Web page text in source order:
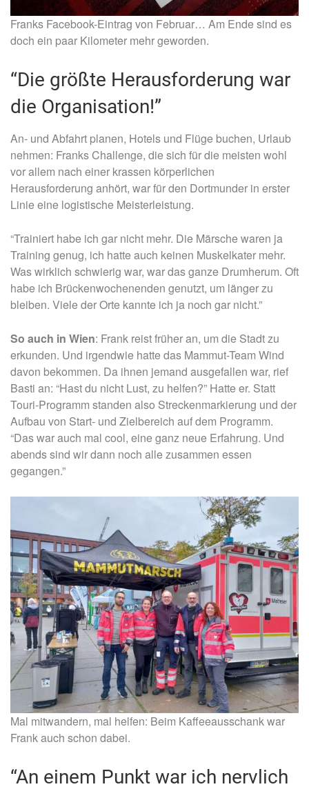
Franks Facebook-Eintrag von Februar… Am Ende sind es
doch ein paar Kilometer mehr geworden.
“Die größte Herausforderung war
die Organisation!”
An- und Abfahrt planen, Hotels und Flüge buchen, Urlaub
nehmen: Franks Challenge, die sich für die meisten wohl
vor allem nach einer krassen körperlichen
Herausforderung anhört, war für den Dortmunder in erster
Linie eine logistische Meisterleistung.
“Trainiert habe ich gar nicht mehr. Die Märsche waren ja
Training genug, ich hatte auch keinen Muskelkater mehr.
Was wirklich schwierig war, war das ganze Drumherum. Oft
habe ich Brückenwochenenden genutzt, um länger zu
bleiben. Viele der Orte kannte ich ja noch gar nicht.”
So auch in Wien: Frank reist früher an, um die Stadt zu
erkunden. Und irgendwie hatte das Mammut-Team Wind
davon bekommen. Da ihnen jemand ausgefallen war, rief
Basti an: “Hast du nicht Lust, zu helfen?” Hatte er. Statt
Touri-Programm standen also Streckenmarkierung und der
Aufbau von Start- und Zielbereich auf dem Programm.
“Das war auch mal cool, eine ganz neue Erfahrung. Und
abends sind wir dann noch alle zusammen essen
gegangen.”
Mal mitwandern, mal helfen: Beim Kaffeeausschank war
Frank auch schon dabei.
“An einem Punkt war ich nervlich